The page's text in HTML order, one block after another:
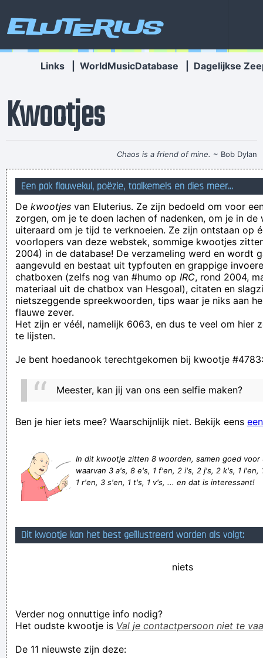
Eluterius
Links WorldMusicDatabase Dagelijkse
Kwootjes
Chaos is a friend of mine. ~ Bob Dylan
spreeuwenballet sneeuwballenpret
De kous en de jas van edgardas jaskankouskas
He's right, air is heavier than sugar. Learned that in chem
class
Daarstraks een neushaar uitgetrokken, deze op een aftandse
gitaar gemonteerd, gestemd, en dan "Smells Like Teen Spirit"
gespeeld!
conjuncture beribbon calder rosenberg cerberus camelopard
attention bowditch gyp parisian detonable archbishop feat
rico wyner choppy cranium
periode in je leven echt en die hel heeft ook zijn duivel.
Volgende week publiceren we de definitieve lijst van wie er
klagers.
Im standing on the picture with the 3rd person singing...
Nu is iedereen aan het zagen over Dat roken en vroeger
jaren terug kwam de rook uit de living keuken yerwijl er
dan denk van het eten Dat we allemaal eten
geeft er doorgaans weinig om wanneer er jehova's aan zijn
deur staan
Verknoei je tijd op een nuttige manier!
Een pak flauwekul, poëzie, taalkemels en dies meer...
De kwootjes van Eluterius. Ze zijn bedoeld om voor
zorgen, om je te doen lachen of nadenken, om je in de
uiteraard om je tijd te verknoeien. Ze zijn ontstaan op
voorlopers van deze webstek, sommige kwootjes
2004) in de database! De verzameling werd en wordt
aangevuld en bestaat uit typfouten en grappige
chatboxen (zelfs nog van #humo op IRC, rond 2004,
materiaal uit de chatbox van Hesgoal), citaten en
nietszeggende spreekwoorden, tips waar je niks aan
flauwe zever.
Het zijn er véél, namelijk 6063, en dus te veel om hier
te lijsten.
Je bent hoedanook terechtgekomen bij kwootje #4783:
Meester, kan jij van ons een selfie maken?
Ben je hier iets mee? Waarschijnlijk niet. Bekijk eens
In dit kwootje zitten 8 woorden, samen goed
waarvan 3 a's, 8 e's, 1 f'en, 2 i's, 2 j's, 2 k's, 1 l'en,
1 r'en, 3 s'en, 1 t's, 1 v's, ... en dat is interessant!
Dit kwootje kan het best geïllustreerd worden als volgt:
niets
Verder nog onnuttige info nodig?
Het oudste kwootje is Val je contactpersoon niet te
De 11 nieuwste zijn deze: